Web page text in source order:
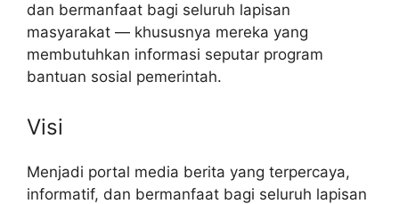
dan bermanfaat bagi seluruh lapisan
masyarakat — khususnya mereka yang
membutuhkan informasi seputar program
bantuan sosial pemerintah.
Visi
Menjadi portal media berita yang terpercaya,
informatif, dan bermanfaat bagi seluruh lapisan